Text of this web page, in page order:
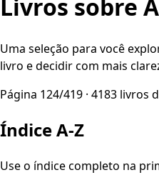
Livros sobre
Uma seleção para você
livro e decidir com mais
Página 124/419 · 4183 livros
Índice A-Z
Use o índice completo na